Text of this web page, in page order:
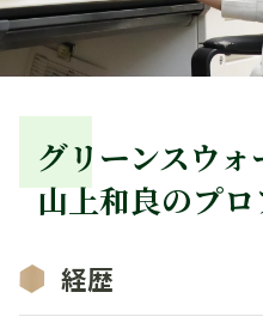
グリーンスウ
山上和良のプ
経歴